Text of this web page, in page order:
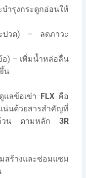
ำรุงกระดูกอ่อนให้
ะปวด) – ลดภาวะ
อ) – เพิ่มน้ำหล่อลื่น
น
แลข้อเข่า
FLX คือ
นด้วยสารสำคัญที่
บถ้วน ตามหลัก3R
สร้างและซ่อมแซม